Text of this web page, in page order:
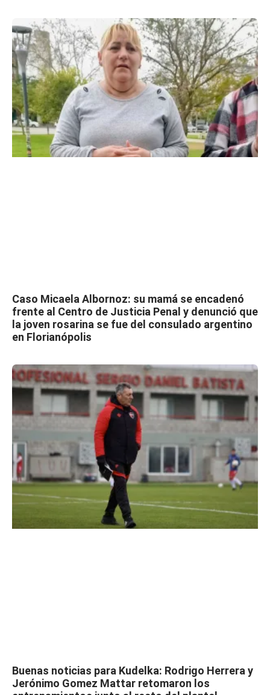
Caso Micaela Albornoz: su mamá se encadenó
frente al Centro de Justicia Penal y denunció que
la joven rosarina se fue del consulado argentino
en Florianópolis
Buenas noticias para Kudelka: Rodrigo Herrera y
Jerónimo Gomez Mattar retomaron los